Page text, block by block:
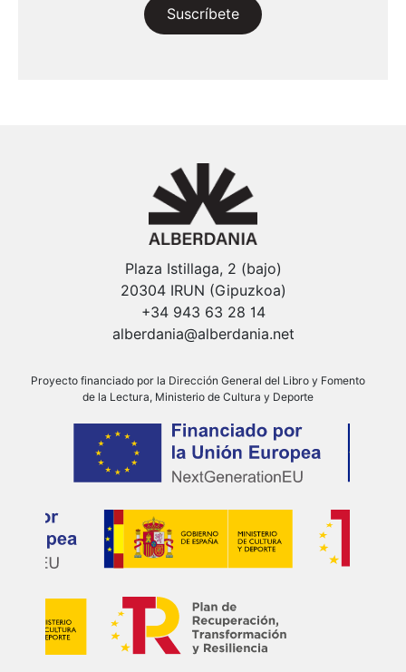
Suscríbete
Plaza Istillaga, 2 (bajo)
20304 IRUN (Gipuzkoa)
+34 943 63 28 14
alberdania@alberdania.net
Proyecto financiado por la Dirección General del Libro y Fomento
de la Lectura, Ministerio de Cultura y Deporte